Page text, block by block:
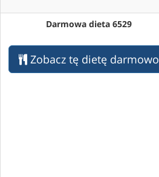
Darmowa dieta 6529
Zobacz tę dietę darmowo